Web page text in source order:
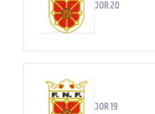
JOR 20
JOR 19